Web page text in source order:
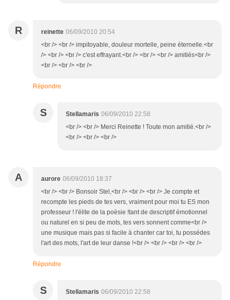
R reinette 06/09/2010 20:54
<br /> <br /> impitoyable, douleur mortelle, peine éternelle.<br
/> <br /> <br /> c'est effrayant.<br /> <br /> <br /> amitiés<br />
<br /> <br /> <br />
Répondre
S Stellamaris 06/09/2010 22:58
<br /> <br /> Merci Reinette ! Toute mon amitié.<br />
<br /> <br /> <br />
A aurore 06/09/2010 18:37
<br /> <br /> Bonsoir Stel,<br /> <br /> <br /> Je compte et
recompte les pieds de tes vers, vraiment pour moi tu ES mon
professeur ! l'élite de la poèsie !tant de descriptif émotionnel
ou naturel en si peu de mots, tes vers sonnent comme<br />
une musique mais pas si facile à chanter car toi, tu possédes
l'art des mots, l'art de leur danse !<br /> <br /> <br /> <br />
Répondre
S Stellamaris 06/09/2010 22:58